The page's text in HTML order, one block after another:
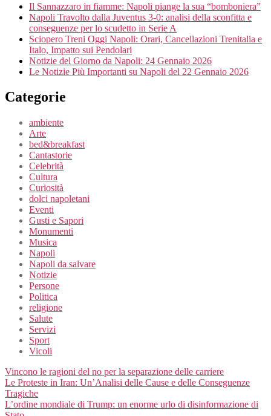
Il Sannazzaro in fiamme: Napoli piange la sua “bomboniera”
Napoli Travolto dalla Juventus 3-0: analisi della sconfitta e
conseguenze per lo scudetto in Serie A
Sciopero Treni Oggi Napoli: Orari, Cancellazioni Trenitalia e
Italo, Impatto sui Pendolari
Notizie del Giorno da Napoli: 24 Gennaio 2026
Le Notizie Più Importanti su Napoli del 22 Gennaio 2026
Categorie
ambiente
Arte
bed&breakfast
Cantastorie
Celebrità
Cultura
Curiosità
dolci napoletani
Eventi
Gusti e Sapori
Monumenti
Musica
Napoli
Napoli da salvare
Notizie
Persone
Politica
religione
Salute
Servizi
Sport
Vicoli
Vincono le ragioni del no per la separazione delle carriere
Le Proteste in Iran: Un’Analisi delle Cause e delle Conseguenze
Tragiche
L’ordine mondiale di Trump: un enorme urlo di disinformazione di